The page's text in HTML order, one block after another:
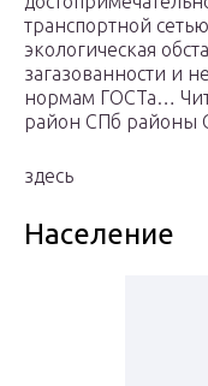
транспортной
экологическая
загазованности и
нормам ГОСТа…
район СПб районы
здесь
Население